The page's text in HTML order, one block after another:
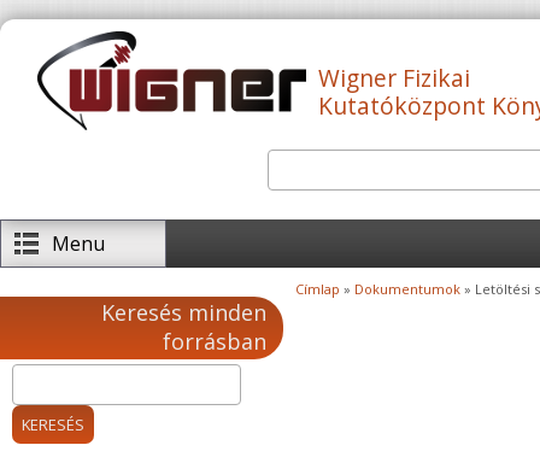
Ugrás a tartalomra
Wigner Fizikai
Kutatóközpont
Keresés űrlap
Menu
Keresés minden
forrásban
Jelenlegi hely
Címlap » Dokumentumok » Letöltési